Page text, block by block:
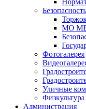
МО
Фотогалерея
Уличные
Администрация